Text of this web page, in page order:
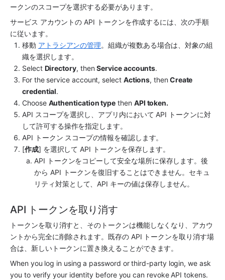
ークンのスコープを選択する必要があります。
サービス アカウントの API トークンを作成するには、次の手順
に従います。
移動 アトラシアンの管理。組織が複数ある場合は、対象の組
織を選択します。
Select Directory, then Service accounts.
For the service account, select Actions, then Create
credential.
Choose Authentication type then API token.
API スコープを選択し、アプリ内において API トークンに対
して許可する操作を指定します。
API トークン スコープの情報を確認します。
[作成] を選択して API トークンを保存します。
API トークンをコピーして安全な場所に保存します。後
から API トークンを復旧することはできません。セキュ
リティ対策として、API キーの値は保存しません。
API トークンを取り消す
トークンを取り消すと、そのトークンは機能しなくなり、アカウ
ントから完全に削除されます。既存の API トークンを取り消す場
合は、新しいトークンに置き換えることができます。
When you log in using a password or third-party login, we ask
you to verify your identity before you can revoke API tokens.